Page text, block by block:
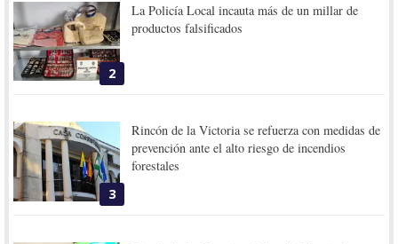
2
La Policía Local incauta más de un millar de
productos falsificados
3
Rincón de la Victoria se refuerza con medidas de
prevención ante el alto riesgo de incendios
forestales